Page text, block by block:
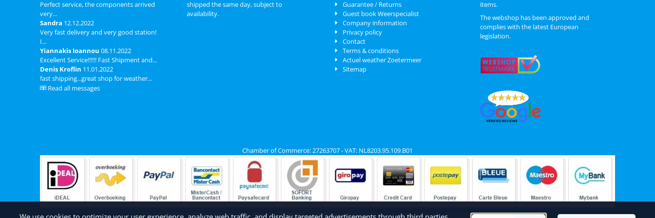
Perfect service, the components arrived
very...
Sandra 12.12.2022
Very fast delivery and very good station!
I...
Yiannakis Ioannou 08.11.2022
Excellent Service!!!!!! Fast Shipment and...
Denis Kroflin 11.01.2022
fast shipping...great shop for weather...
Read all messages
shipped the same day, subject to
availability.
Guarantee / Returns
Guest book Weerspecialist
Company information
Privacy policy
Contact
Terms & conditions
Actuel weather Zoetermeer
Sitemap
items.
The webshop has been approved and
complies with the latest European
legislation.
Chamber of Commerce: 27263707 - VAT: NL8203.95.109.B01
Alle betalingen worden verzorgd door Pay.nl Contact www.weerspecialist.nl |Privacy Policy|Algemene voorwaarden